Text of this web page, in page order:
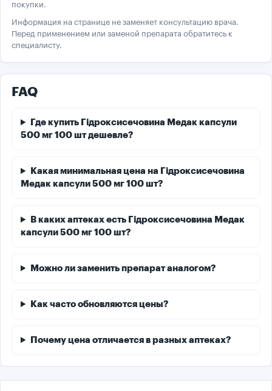
покупки.
Информация на странице не заменяет консультацию врача.
Перед применением или заменой препарата обратитесь к
специалисту.
FAQ
Где купить Гідроксисечовина Медак капсули
500 мг 100 шт дешевле?
Какая минимальная цена на Гідроксисечовина
Медак капсули 500 мг 100 шт?
В каких аптеках есть Гідроксисечовина Медак
капсули 500 мг 100 шт?
Можно ли заменить препарат аналогом?
Как часто обновляются цены?
Почему цена отличается в разных аптеках?